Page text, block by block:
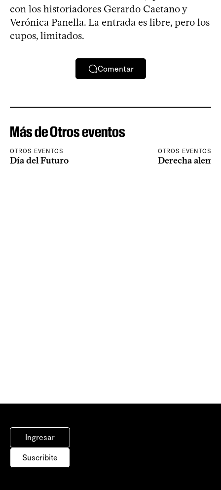
con los historiadores Gerardo Caetano y
Verónica Panella. La entrada es libre, pero los
cupos, limitados.
Comentar
Más de Otros eventos
OTROS EVENTOS
Día del Futuro
OTROS EVENTOS
Derecha
Ingresar
Suscribite